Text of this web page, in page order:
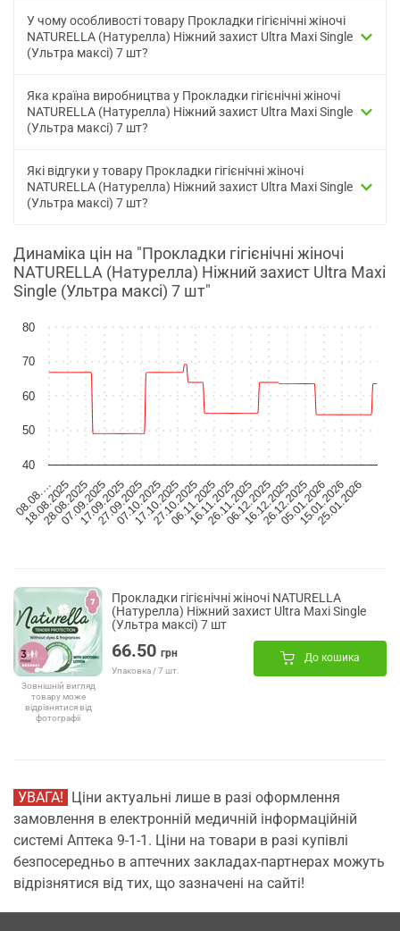
У чому особливості товару Прокладки гігієнічні жіночі
NATURELLA (Натурелла) Ніжний захист Ultra Maxi Single
(Ультра максі) 7 шт?
Яка країна виробництва у Прокладки гігієнічні жіночі
NATURELLA (Натурелла) Ніжний захист Ultra Maxi Single
(Ультра максі) 7 шт?
Які відгуки у товару Прокладки гігієнічні жіночі
NATURELLA (Натурелла) Ніжний захист Ultra Maxi Single
(Ультра максі) 7 шт?
Динаміка цін на "Прокладки гігієнічні жіночі
NATURELLA (Натурелла) Ніжний захист Ultra Maxi
Single (Ультра максі) 7 шт"
08.08.…
18.08.2025
28.08.2025
07.09.2025
17.09.2025
27.09.2025
07.10.2025
17.10.2025
27.10.2025
06.11.2025
16.11.2025
26.11.2025
06.12.2025
16.12.2025
26.12.2025
05.01.2026
15.01.2026
25.01.2026
40
50
60
70
80
Зовнішній вигляд
товару може
відрізнятися від
фотографії
Прокладки гігієнічні жіночі NATURELLA
(Натурелла) Ніжний захист Ultra Maxi Single
(Ультра максі) 7 шт
66.50 грн
Упаковка / 7 шт.
До кошика
УВАГА! Ціни актуальні лише в разі оформлення
замовлення в електронній медичній інформаційній
системі Аптека 9-1-1. Ціни на товари в разі купівлі
безпосередньо в аптечних закладах-партнерах можуть
відрізнятися від тих, що зазначені на сайті!